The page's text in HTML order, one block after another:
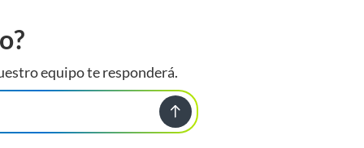
equipo te responderá.